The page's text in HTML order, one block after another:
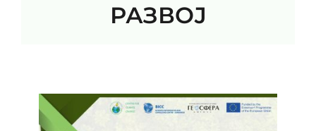
РАЗВОЈ